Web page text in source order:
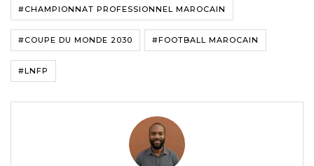
#CHAMPIONNAT PROFESSIONNEL MAROCAIN
#COUPE DU MONDE 2030 #FOOTBALL MAROCAIN
#LNFP